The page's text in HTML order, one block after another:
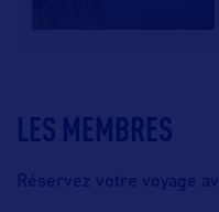
LES MEMBRES
Réservez votre voyage